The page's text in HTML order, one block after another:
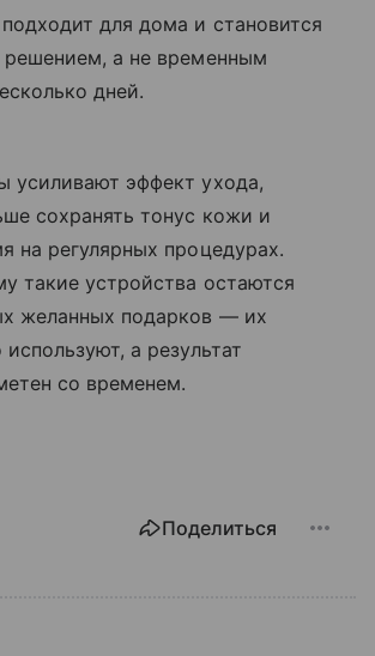
для дома и становится
а не временным
дней.
усиливают эффект ухода,
сохранять тонус кожи и
на регулярных процедурах.
такие устройства остаются
желанных подарков — их
а результат
со временем.
Поделиться